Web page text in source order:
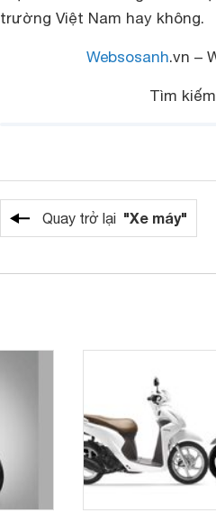
trường Việt Nam hay không.
Websosanh.vn –
Tìm
Quay trở lại "Xe máy"